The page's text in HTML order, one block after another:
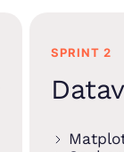
SPRINT 2